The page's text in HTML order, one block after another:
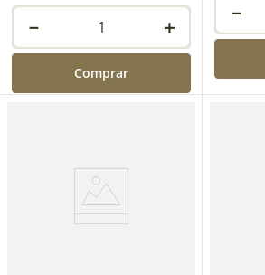
＋
－
Comprar
－